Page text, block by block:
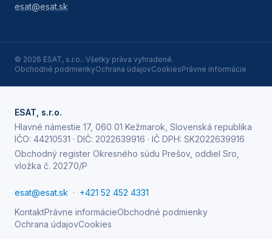
esat@esat.sk
© 2026 ESAT, s.r.o.. Všetky práva vyhradené.
Obchodné podmienkyOchrana údajovCookiesPrávne informácie
ESAT, s.r.o.
Hlavné námestie 17, 060 01 Kežmarok, Slovenská republika
IČO: 44210531 · DIČ: 2022639916 · IČ DPH: SK2022639916
Obchodný register Okresného súdu Prešov, oddiel Sro,
vložka č. 20270/P
esat@esat.sk · +421 52 452 4331
KontaktPrávne informácieObchodné podmienky
Ochrana údajovCookies